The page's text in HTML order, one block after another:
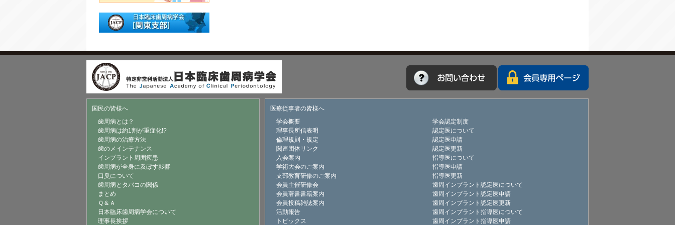
国民の皆様へ
歯周病とは？
歯周病は約1割が重症化!?
歯周病の治療方法
歯のメインテナンス
インプラント周囲疾患
歯周病が全身に及ぼす影響
口臭について
歯周病とタバコの関係
まとめ
Ｑ＆Ａ
日本臨床歯周病学会について
理事長挨拶
医療従事者の皆様へ
学会概要
理事長所信表明
倫理規則・規定
関連団体リンク
入会案内
学術大会のご案内
支部教育研修のご案内
会員主催研修会
会員著書書籍案内
会員投稿雑誌案内
活動報告
トピックス
学会認定制度
認定医について
認定医申請
認定医更新
指導医について
指導医申請
指導医更新
歯周インプラント認定医について
歯周インプラント認定医申請
歯周インプラント認定医更新
歯周インプラント指導医について
歯周インプラント指導医申請